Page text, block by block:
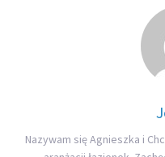
Nazywam się Agnieszka i